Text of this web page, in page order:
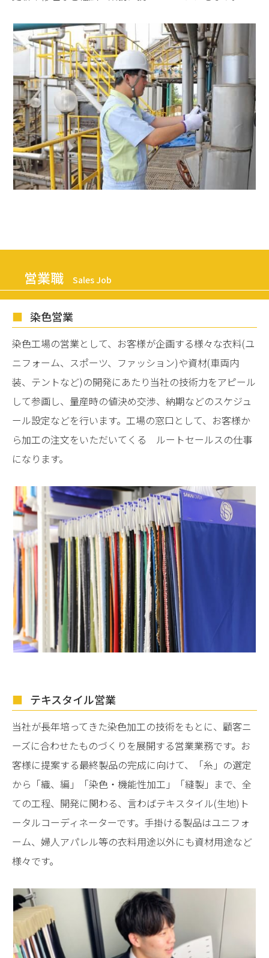
営業職 Sales Job
染色営業
染色工場の営業として、お客様が企画する様々な衣料(ユ
ニフォーム、スポーツ、ファッション)や資材(車両内
装、テントなど)の開発にあたり当社の技術力をアピール
して参画し、量産時の値決め交渉、納期などのスケジュ
ール設定などを行います。工場の窓口として、お客様か
ら加工の注文をいただいてくる ルートセールスの仕事
になります。
テキスタイル営業
当社が長年培ってきた染色加工の技術をもとに、顧客ニ
ーズに合わせたものづくりを展開する営業業務です。お
客様に提案する最終製品の完成に向けて、「糸」の選定
から「織、編」「染色・機能性加工」「縫製」まで、全
ての工程、開発に関わる、言わばテキスタイル(生地)ト
ータルコーディネーターです。手掛ける製品はユニフォ
ーム、婦人アパレル等の衣料用途以外にも資材用途など
様々です。